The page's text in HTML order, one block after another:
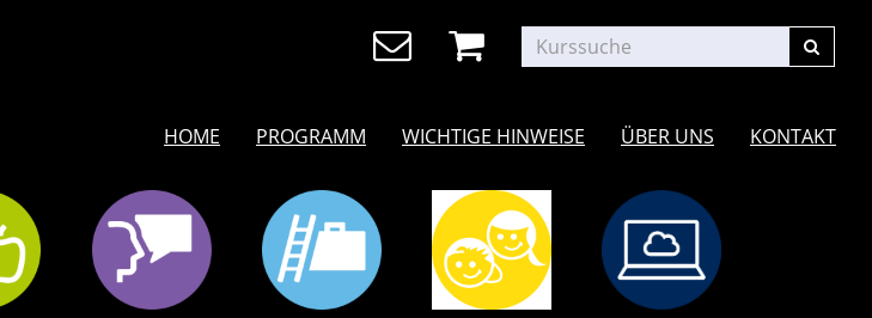
HOME PROGRAMM WICHTIGE HINWEISE ÜBER UNS KONTAKT